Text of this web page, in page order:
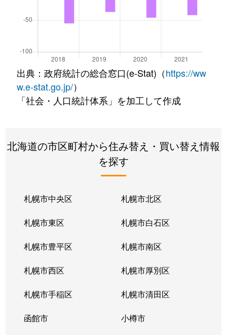
出典：政府統計の総合窓口(e-Stat)（https://ww
w.e-stat.go.jp/）
「社会・人口統計体系」を加工して作成
北海道の市区町村から住み替え・買い替え情報
を探す
札幌市中央区 札幌市北区
札幌市東区 札幌市白石区
札幌市豊平区 札幌市南区
札幌市西区 札幌市厚別区
札幌市手稲区 札幌市清田区
函館市 小樽市